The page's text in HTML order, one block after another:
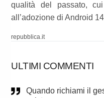
qualità del passato,
all’adozione di Android
repubblica.it
ULTIMI COMMENTI
Quando richiami il gestore telefonico dice che non